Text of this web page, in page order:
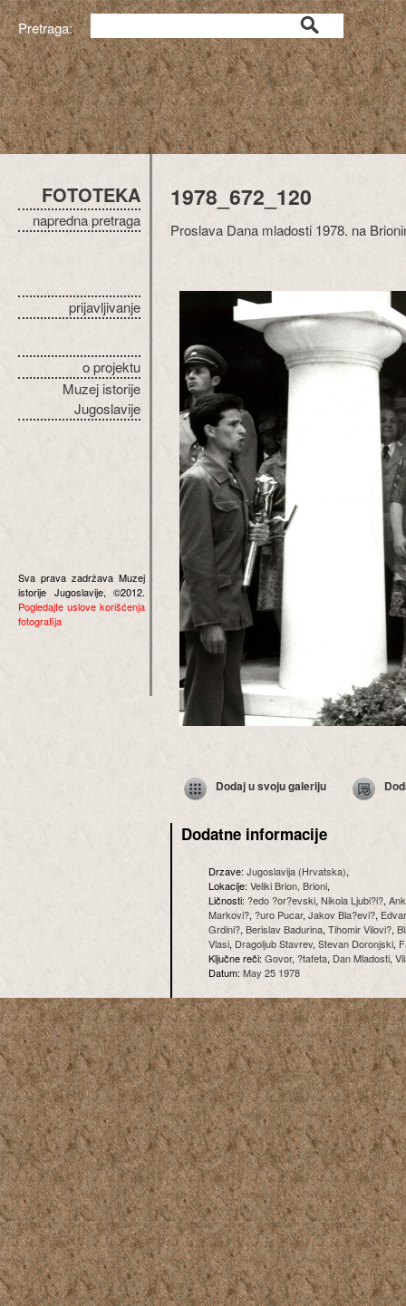
Pretraga:
FOTOTEKA
napredna pretraga
prijavljivanje
o projektu
Muzej istorije
Jugoslavije
Sva prava zadržava Muzej
istorije Jugoslavije, ©2012.
Pogledajte uslove korišćenja
fotografija
1978_672_120
Proslava Dana mladosti 1978. na
Dodaj u svoju galeriju
Dodatne informacije
Drzave:Jugoslavija (Hrvatska),
Lokacije:Veliki Brion, Brioni,
Ličnosti: ?edo ?or?evski, Nikola Ljubi?i?,
Markovi?, ?uro Pucar, Jakov Bla?evi?,
Grdini?, Berislav Badurina, Tihomir Vilovi?,
Vlasi, Dragoljub Stavrev, Stevan Doronjski,
Ključne reči:Govor, ?tafeta, Dan Mladosti,
Datum: May 25 1978